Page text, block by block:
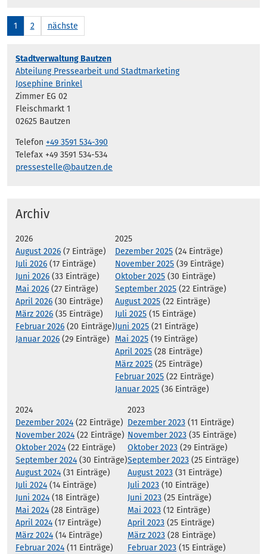
1 2 nächste
Stadtverwaltung Bautzen
Abteilung Pressearbeit und Stadtmarketing
Josephine Brinkel
Zimmer EG 02
Fleischmarkt 1
02625 Bautzen
Telefon +49 3591 534-390
Telefax +49 3591 534-534
pressestelle@bautzen.de
Archiv
2026
August 2026 (7 Einträge)
Juli 2026 (17 Einträge)
Juni 2026 (33 Einträge)
Mai 2026 (27 Einträge)
April 2026 (30 Einträge)
März 2026 (35 Einträge)
Februar 2026 (20 Einträge)
Januar 2026 (29 Einträge)
2025
Dezember 2025 (24 Einträge)
November 2025 (39 Einträge)
Oktober 2025 (30 Einträge)
September 2025 (22 Einträge)
August 2025 (22 Einträge)
Juli 2025 (15 Einträge)
Juni 2025 (21 Einträge)
Mai 2025 (19 Einträge)
April 2025 (28 Einträge)
März 2025 (25 Einträge)
Februar 2025 (22 Einträge)
Januar 2025 (36 Einträge)
2024
Dezember 2024 (22 Einträge)
November 2024 (22 Einträge)
Oktober 2024 (22 Einträge)
September 2024 (30 Einträge)
August 2024 (31 Einträge)
Juli 2024 (14 Einträge)
Juni 2024 (18 Einträge)
Mai 2024 (28 Einträge)
April 2024 (17 Einträge)
März 2024 (14 Einträge)
Februar 2024 (11 Einträge)
2023
Dezember 2023 (11 Einträge)
November 2023 (35 Einträge)
Oktober 2023 (29 Einträge)
September 2023 (25 Einträge)
August 2023 (31 Einträge)
Juli 2023 (10 Einträge)
Juni 2023 (25 Einträge)
Mai 2023 (12 Einträge)
April 2023 (25 Einträge)
März 2023 (28 Einträge)
Februar 2023 (15 Einträge)